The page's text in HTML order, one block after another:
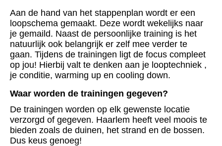
Aan de hand van het stappenplan wordt er een
loopschema gemaakt. Deze wordt wekelijks naar
je gemaild. Naast de persoonlijke training is het
natuurlijk ook belangrijk er zelf mee verder te
gaan. Tijdens de trainingen ligt de focus compleet
op jou! Hierbij valt te denken aan je looptechniek ,
je conditie, warming up en cooling down.
Waar worden de trainingen gegeven?
De trainingen worden op elk gewenste locatie
verzorgd of gegeven. Haarlem heeft veel moois te
bieden zoals de duinen, het strand en de bossen.
Dus keus genoeg!